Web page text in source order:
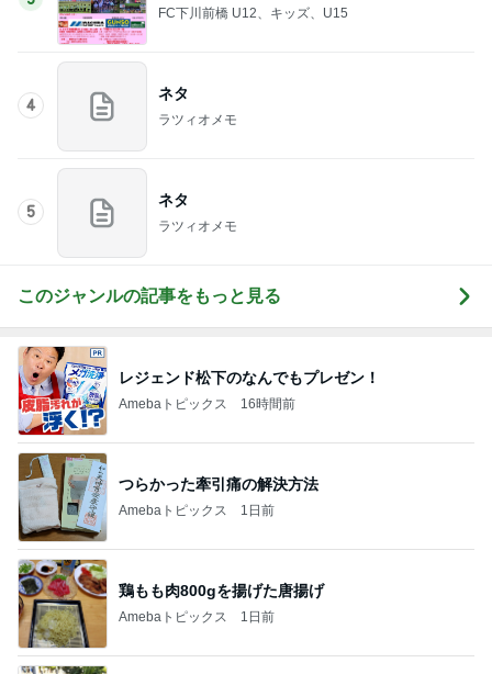
FC下川前橋 U12、キッズ、U15
4
ネタ
ラツィオメモ
5
ネタ
ラツィオメモ
このジャンルの記事をもっと見る
レジェンド松下のなんでもプレゼン！
Amebaトピックス 16時間前
つらかった牽引痛の解決方法
Amebaトピックス 1日前
鶏もも肉800gを揚げた唐揚げ
Amebaトピックス 1日前